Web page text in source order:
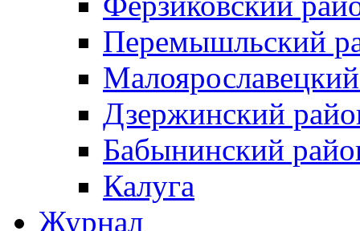
Перемышльский
Дзержинский
Бабынинский
Калуга
Журнал